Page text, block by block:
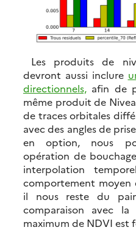
Les produits de
devront aussi inclure
directionnels, afin de
même produit de
de traces orbitales
avec des angles de
en option, nous
opération de
interpolation
comportement moyen
il nous reste du
comparaison avec
maximum de NDVI est